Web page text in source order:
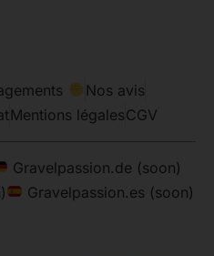
Nos avis
Mentions légalesCGV
Gravelpassion.de (soon)
Gravelpassion.es (soon)